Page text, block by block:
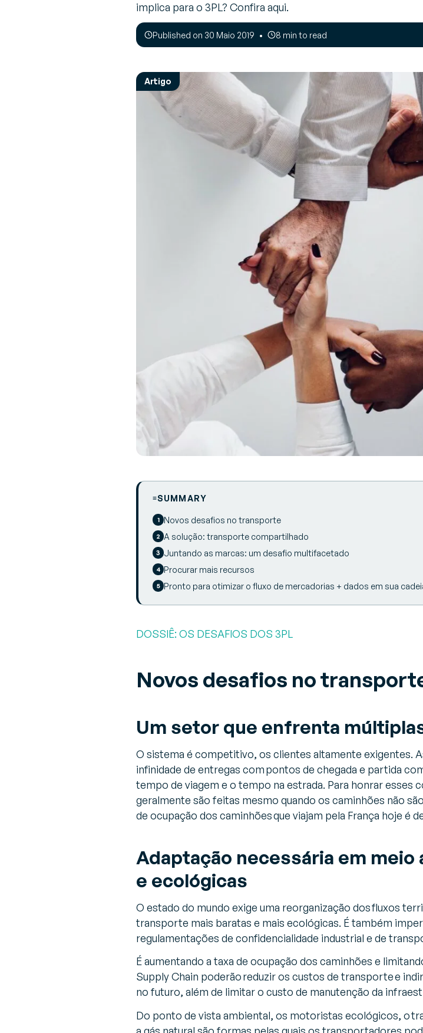
(VMI)
Gerencie seus abastecimentos
Gestão de transportes
(TMS)
Faça as melhores escolhas de
afretamento e carregamento
Sobre a Generix
Descubra quem nós somos
Opinião de Especialista
especialistas sobre desafios da indústria e
implica para o 3PL? Confira aqui.
Published on 30 Maio 2019 8 min to read
Artigo
SUMMARY
Novos desafios no transporte
A solução: transporte compartilhado
Juntando as marcas: um desafio multifacetado
Procurar mais recursos
Pronto para otimizar o fluxo de mercadorias + dados em sua
DOSSIÊ: OS DESAFIOS DOS 3PL
Novos desafios no
Um setor que enfrenta
O sistema é competitivo, os clientes altamente exigentes.
infinidade de entregas com pontos de chegada e partida
tempo de viagem e o tempo na estrada. Para honrar esses
geralmente são feitas mesmo quando os caminhões não
de ocupação dos caminhões que viajam pela França hoje é
Adaptação necessária em
e ecológicas
O estado do mundo exige uma reorganização dos fluxos
transporte mais baratas e mais ecológicas. É também
regulamentações de confidencialidade industrial e de
É aumentando a taxa de ocupação dos caminhões e
Supply Chain poderão reduzir os custos de transporte e
no futuro, além de limitar o custo de manutenção da
Do ponto de vista ambiental, os motoristas ecológicos, o
a gás natural são formas pelas quais os transportadores